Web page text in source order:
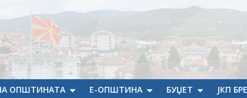
ОПШТИНАТА Е-ОПШТИНА БУЏЕТ ЈКП